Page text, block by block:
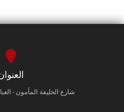
شارع الخليفة المأمون -